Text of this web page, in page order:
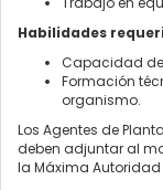
Habilidades
Capacidad
Formación
organismo.
Los Agentes de
deben adjuntar al
la Máxima